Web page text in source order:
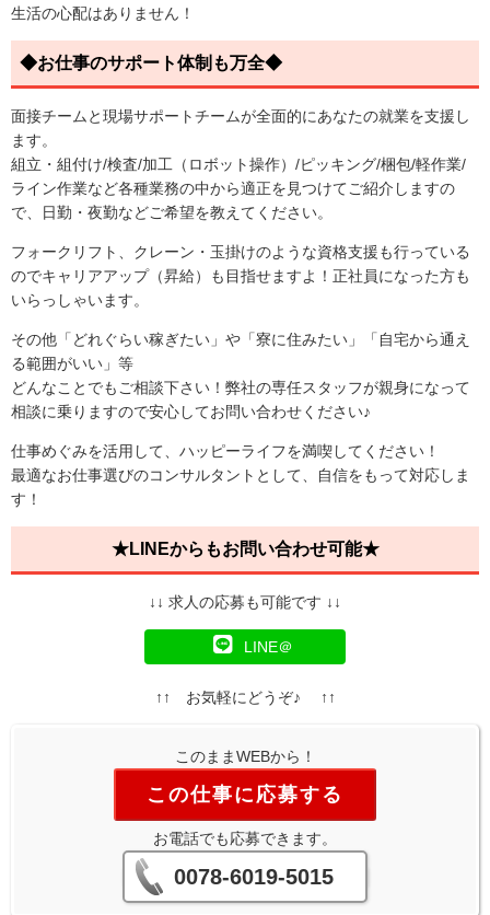
生活の心配はありません！
◆お仕事のサポート体制も万全◆
面接チームと現場サポートチームが全面的にあなたの就業を支援し
ます。
組立・組付け/検査/加工（ロボット操作）/ピッキング/梱包/軽作業/
ライン作業など各種業務の中から適正を見つけてご紹介しますの
で、日勤・夜勤などご希望を教えてください。
フォークリフト、クレーン・玉掛けのような資格支援も行っている
のでキャリアアップ（昇給）も目指せますよ！正社員になった方も
いらっしゃいます。
その他「どれぐらい稼ぎたい」や「寮に住みたい」「自宅から通え
る範囲がいい」等
どんなことでもご相談下さい！弊社の専任スタッフが親身になって
相談に乗りますので安心してお問い合わせください♪
仕事めぐみを活用して、ハッピーライフを満喫してください！
最適なお仕事選びのコンサルタントとして、自信をもって対応しま
す！
★LINEからもお問い合わせ可能★
↓↓ 求人の応募も可能です ↓↓
LINE＠
↑↑ お気軽にどうぞ♪ ↑↑
このままWEBから！
この仕事に応募する
お電話でも応募できます。
0078-6019-5015